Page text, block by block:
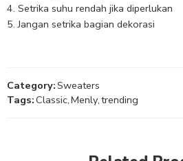
Setrika suhu rendah jika diperlukan
Jangan setrika bagian dekorasi
Category:Sweaters
Tags:Classic,Menly,trending